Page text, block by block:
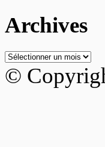
Archives
Archives
©